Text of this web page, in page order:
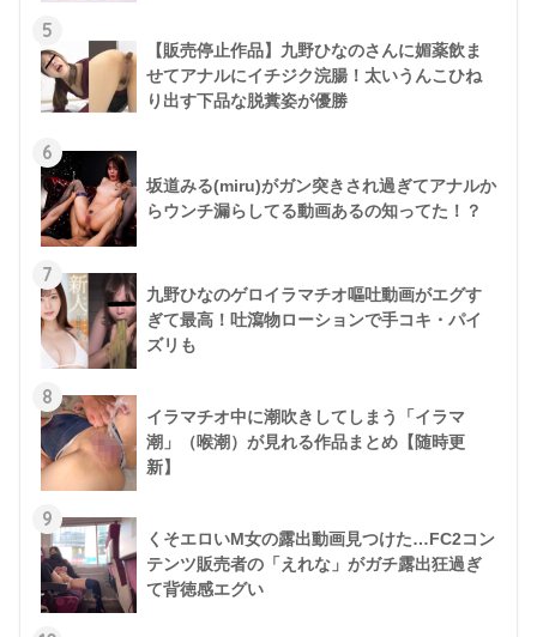
5
【販売停止作品】九野ひなのさんに媚薬飲ま
せてアナルにイチジク浣腸！太いうんこひね
り出す下品な脱糞姿が優勝
6
坂道みる(miru)がガン突きされ過ぎてアナルか
らウンチ漏らしてる動画あるの知ってた！？
7
九野ひなのゲロイラマチオ嘔吐動画がエグす
ぎて最高！吐瀉物ローションで手コキ・パイ
ズリも
8
イラマチオ中に潮吹きしてしまう「イラマ
潮」（喉潮）が見れる作品まとめ【随時更
新】
9
くそエロいM女の露出動画見つけた…FC2コン
テンツ販売者の「えれな」がガチ露出狂過ぎ
て背徳感エグい